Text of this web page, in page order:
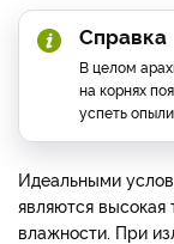
Справка
В целом
на корнях
успеть
Идеальными
являются
влажности. При